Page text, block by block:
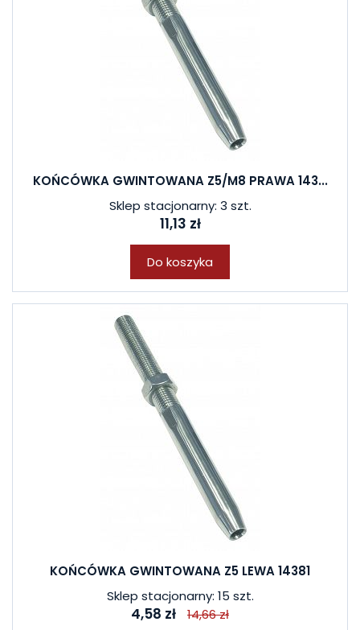
KOŃCÓWKA GWINTOWANA Z5/M8 PRAWA 143...
Sklep stacjonarny: 3 szt.
11,13 zł
Do koszyka
KOŃCÓWKA GWINTOWANA Z5 LEWA 14381
Sklep stacjonarny: 15 szt.
4,58 zł 14,66 zł